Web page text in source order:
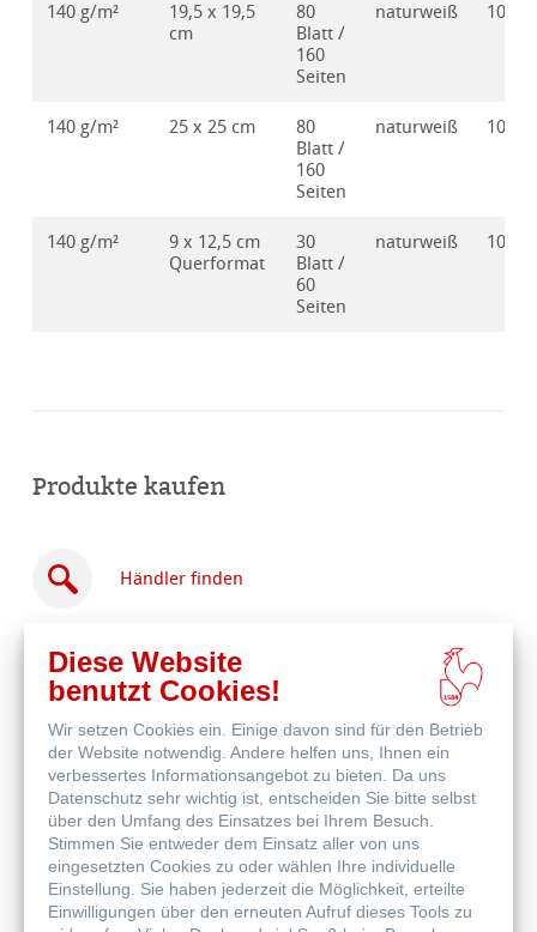
140 g/m²
19,5 x 19,5
cm
80
Blatt /
160
Seiten
naturweiß
140 g/m² 25 x 25 cm
80
Blatt /
160
Seiten
naturweiß
140 g/m²
9 x 12,5 cm
Querformat
30
Blatt /
60
Seiten
naturweiß
Produkte kaufen
Händler finden
Online
kaufen
Weitere Produkte
Diese Website
benutzt Cookies!
Wir setzen Cookies ein. Einige davon sind für den Betrieb
der Website notwendig. Andere helfen uns, Ihnen ein
verbessertes Informationsangebot zu bieten. Da uns
Datenschutz sehr wichtig ist, entscheiden Sie bitte selbst
über den Umfang des Einsatzes bei Ihrem Besuch.
Stimmen Sie entweder dem Einsatz aller von uns
eingesetzten Cookies zu oder wählen Ihre individuelle
Einstellung. Sie haben jederzeit die Möglichkeit, erteilte
Einwilligungen über den erneuten Aufruf dieses Tools zu